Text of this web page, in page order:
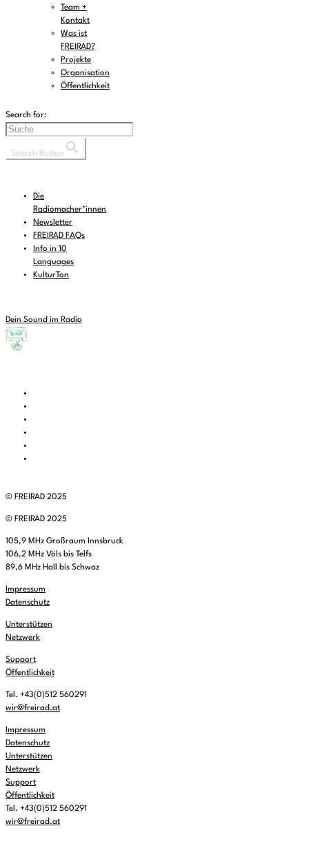
Team +
Kontakt
Was ist
FREIRAD?
Projekte
Organisation
Öffentlichkeit
Search for:
Search Button
Die
Radiomacher*innen
Newsletter
FREIRAD FAQs
Info in 10
Languages
KulturTon
Dein Sound im Radio
© FREIRAD 2025
© FREIRAD 2025
105,9 MHz Großraum Innsbruck
106,2 MHz Völs bis Telfs
89,6 MHz Hall bis Schwaz
Impressum
Datenschutz
Unterstützen
Netzwerk
Support
Öffentlichkeit
Tel. +43(0)512 560291
wir@freirad.at
Impressum
Datenschutz
Unterstützen
Netzwerk
Support
Öffentlichkeit
Tel. +43(0)512 560291
wir@freirad.at